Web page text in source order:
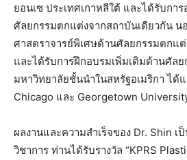
ยอนเซ ประเทศเกาหลีใต้ และได้รับกา
ศัลยกรรมตกแต่งจากสถาบันเดียวกัน น
ศาสตราจารย์พิเศษด้านศัลยกรรมตกแ
และได้รับการฝึกอบรมเพิ่มเติมด้านศัล
มหาวิทยาลัยชั้นนำในสหรัฐอเมริกา ได้
Chicago และ Georgetown
ผลงานและความสำเร็จของ Dr. Shin เ
วิชาการ ท่านได้รับรางวัล “KPRS